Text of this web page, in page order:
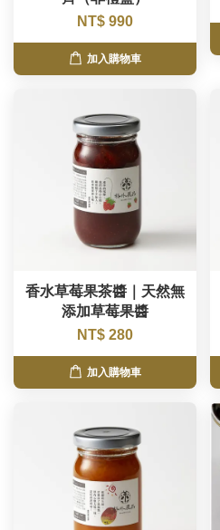
NT$ 990
加入購物車
香水草莓果茶醬｜天然無
添加草莓果醬
NT$ 280
加入購物車